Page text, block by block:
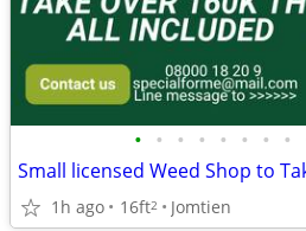
• • • • • • • •
Small licensed Weed Shop to
1h ago 16ft2 Jomtien